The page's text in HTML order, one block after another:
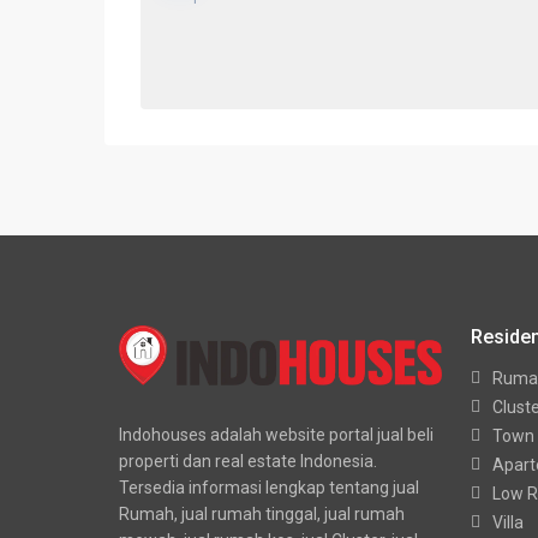
Indohouses adalah website portal jual beli
properti dan real estate Indonesia.
Tersedia informasi lengkap tentang jual
Rumah, jual rumah tinggal, jual rumah
Town
Low
Villa